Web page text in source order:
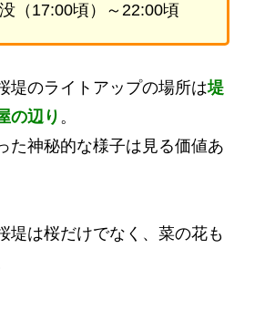
（17:00頃）～22:00頃
堤のライトアップの場所は堤
の辺り 。
た神秘的な様子は見る価値あ
堤は桜だけでなく、菜の花も